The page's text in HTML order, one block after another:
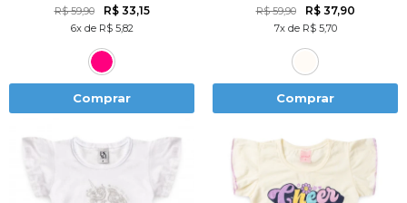
R$ 59,90 R$ 33,15
6x de R$ 5,82
Comprar
R$ 59,90 R$ 37,90
7x de R$ 5,70
Comprar